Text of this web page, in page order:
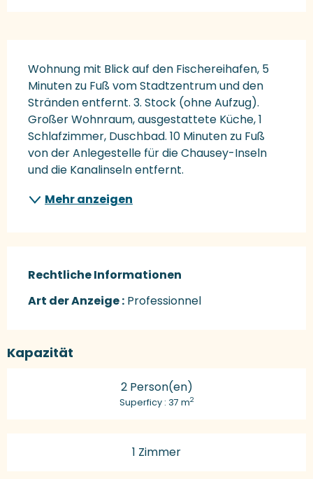
Wohnung mit Blick auf den Fischereihafen, 5
Minuten zu Fuß vom Stadtzentrum und den
Stränden entfernt. 3. Stock (ohne Aufzug).
Großer Wohnraum, ausgestattete Küche, 1
Schlafzimmer, Duschbad. 10 Minuten zu Fuß
von der Anlegestelle für die Chausey-Inseln
und die Kanalinseln entfernt.
Mehr anzeigen
Rechtliche Informationen
Rechtliche Informationen
Art der Anzeige : Professionnel
Kapazität
2 Person(en)
Superficy : 37 m2
1 Zimmer